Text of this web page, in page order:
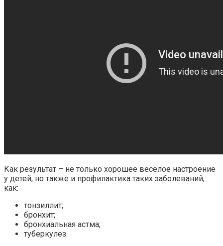
Как результат – не только хорошее веселое настроение
у детей, но также и профилактика таких заболеваний,
как:
тонзиллит;
бронхит;
бронхиальная астма;
туберкулез.